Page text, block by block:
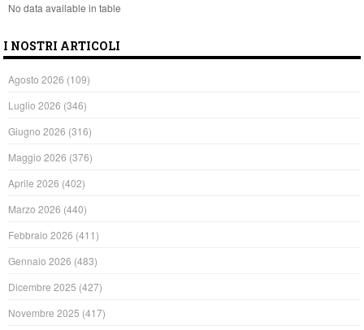
No data available in table
I NOSTRI ARTICOLI
Agosto 2026 (109)
Luglio 2026 (346)
Giugno 2026 (316)
Maggio 2026 (376)
Aprile 2026 (402)
Marzo 2026 (440)
Febbraio 2026 (411)
Gennaio 2026 (483)
Dicembre 2025 (427)
Novembre 2025 (417)